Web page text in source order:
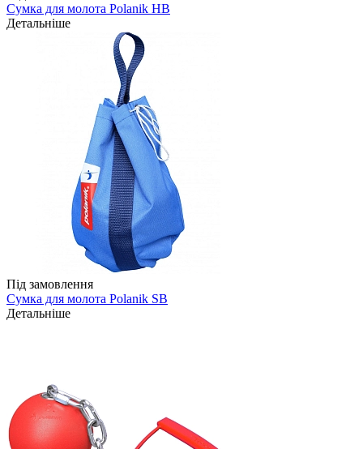
Сумка для молота Polanik HB
Детальніше
Під замовлення
Сумка для молота Polanik SB
Детальніше